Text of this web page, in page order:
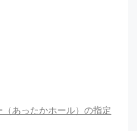
あったかホール）の指定